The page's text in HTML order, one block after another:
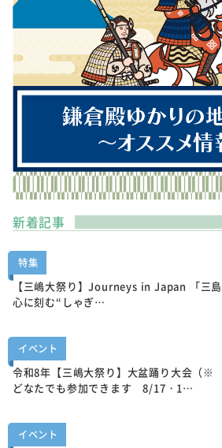
新着記事
特集
【三嶋大祭り】Journeys in Japan 「三島
心に刻む“しゃぎ…
イベント
令和8年【三嶋大祭り】大盆踊り大会（※
どなたでも参加できます 8/17・1…
イベント